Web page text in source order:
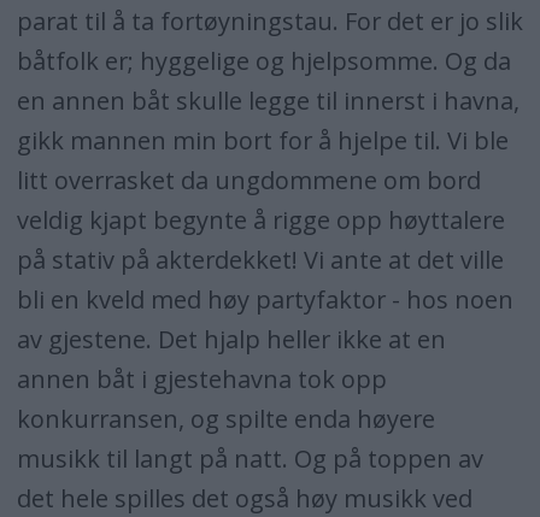
parat til å ta fortøyningstau. For det er jo slik
båtfolk er; hyggelige og hjelpsomme. Og da
en annen båt skulle legge til innerst i havna,
gikk mannen min bort for å hjelpe til. Vi ble
litt overrasket da ungdommene om bord
veldig kjapt begynte å rigge opp høyttalere
på stativ på akterdekket! Vi ante at det ville
bli en kveld med høy partyfaktor - hos noen
av gjestene. Det hjalp heller ikke at en
annen båt i gjestehavna tok opp
konkurransen, og spilte enda høyere
musikk til langt på natt. Og på toppen av
det hele spilles det også høy musikk ved